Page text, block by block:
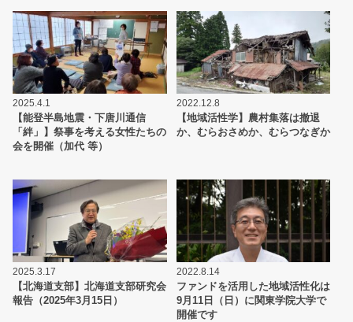
2025.4.1
【能登半島地震・下唐川通信
「絆」】祭事を考える女性たちの
会を開催（加代 等）
2022.12.8
【地域活性学】農村集落は撤退
か、むらおさめか、むらつなぎか
2025.3.17
【北海道支部】北海道支部研究会
報告（2025年3月15日）
2022.8.14
ファンドを活用した地域活性化は
9月11日（日）に関東学院大学で
開催です